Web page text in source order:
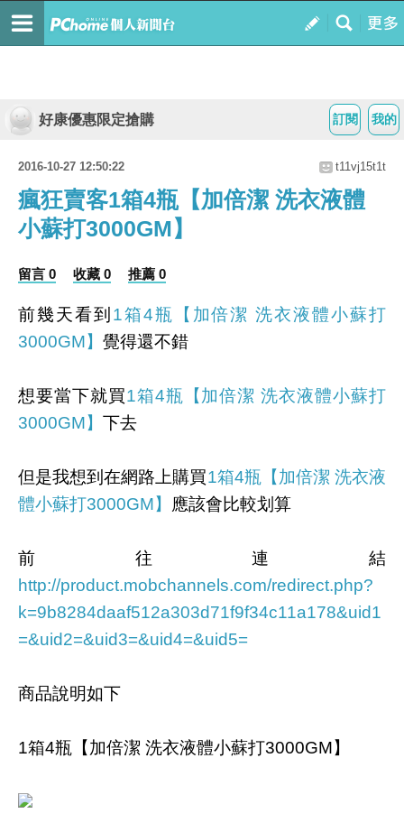
我的
訂閱
好康優惠限定搶購
2016-10-27 12:50:22 t11vj15t1t
瘋狂賣客1箱4瓶【加倍潔 洗衣液體
小蘇打3000GM】
留言 0 收藏 0 推薦 0
前幾天看到 1箱4瓶【加倍潔 洗衣液體小蘇打
3000GM】 覺得還不錯
想要當下就買1箱4瓶【加倍潔 洗衣液體小蘇打
3000GM】 下去
但是我想到在網路上購買1箱4瓶【加倍潔 洗衣液
體小蘇打3000GM】 應該會比較划算
前往連結
http://product.mobchannels.com/redirect.php?
k=9b8284daaf512a303d71f9f34c11a178&uid1
=&uid2=&uid3=&uid4=&uid5=
商品說明如下
1箱4瓶【加倍潔 洗衣液體小蘇打3000GM】